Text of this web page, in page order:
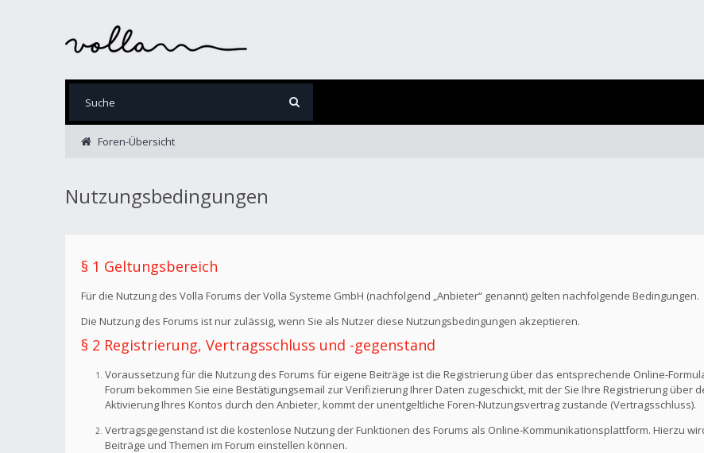
Foren-Übersicht
Nutzungsbedingungen
§ 1 Geltungsbereich
Für die Nutzung des Volla Forums der Volla Systeme GmbH (nachfolgend „Anbieter“ genannt) gelten nachfolgende Bedingungen.
Die Nutzung des Forums ist nur zulässig, wenn Sie als Nutzer diese Nutzungsbedingungen akzeptieren.
§ 2 Registrierung, Vertragsschluss und -gegenstand
Voraussetzung für die Nutzung des Forums für eigene Beiträge ist die Registrierung über das entsprechende Online-
Forum bekommen Sie eine Bestätigungsemail zur Verifizierung Ihrer Daten zugeschickt, mit der Sie Ihre Registrierung
Aktivierung Ihres Kontos durch den Anbieter, kommt der unentgeltliche Foren-Nutzungsvertrag zustande (Vertragsschluss).
Vertragsgegenstand ist die kostenlose Nutzung der Funktionen des Forums als Online-Kommunikationsplattform. Hierzu
Beiträge und Themen im Forum einstellen können.